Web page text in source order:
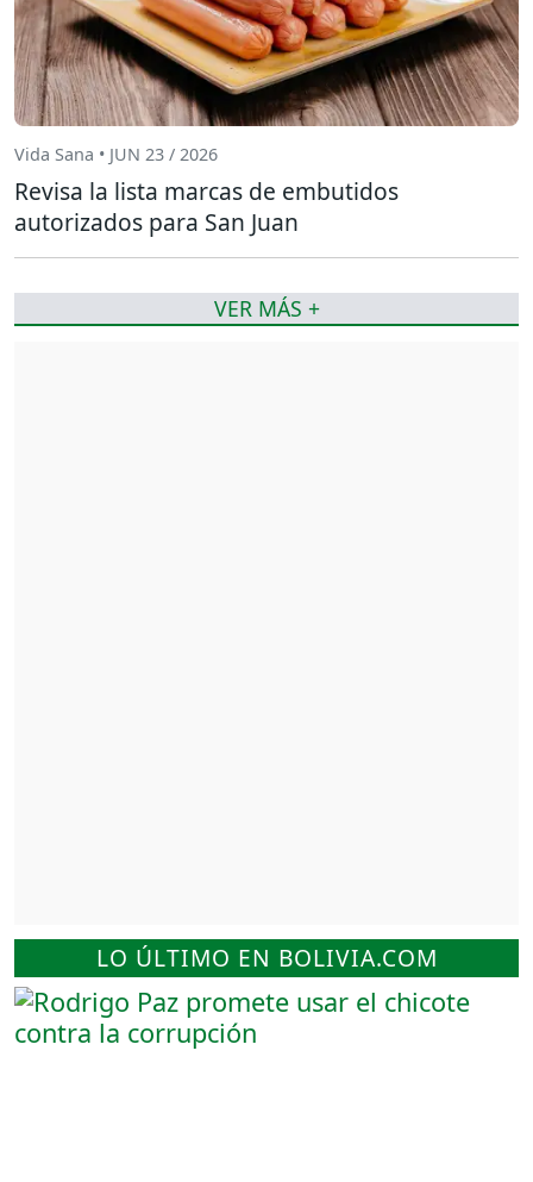
LO ÚLTIMO EN BOLIVIA.COM
Vida Sana • JUN 23 / 2026
Revisa la lista marcas de embutidos
autorizados para San Juan
VER MÁS +